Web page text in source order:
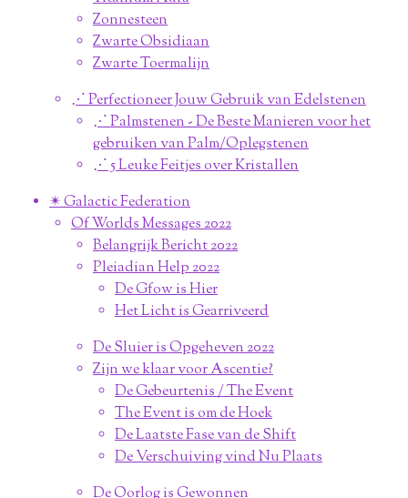
Zonnesteen
Zwarte Obsidiaan
Zwarte Toermalijn
⋰ Perfectioneer Jouw Gebruik van Edelstenen
⋰ Palmstenen - De Beste Manieren voor het
gebruiken van Palm/Oplegstenen
⋰ 5 Leuke Feitjes over Kristallen
✴︎ Galactic Federation
Of Worlds Messages 2022
Belangrijk Bericht 2022
Pleiadian Help 2022
De Gfow is Hier
Het Licht is Gearriveerd
De Sluier is Opgeheven 2022
Zijn we klaar voor Ascentie?
De Gebeurtenis / The Event
The Event is om de Hoek
De Laatste Fase van de Shift
De Verschuiving vind Nu Plaats